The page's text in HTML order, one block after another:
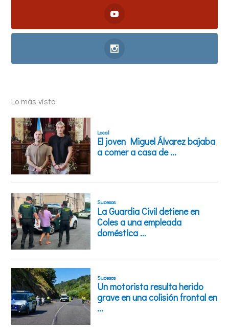
Lo más visto